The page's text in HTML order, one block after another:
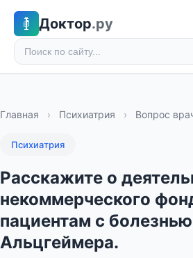
Доктор.ру
Главная › Психиатрия › Вопрос
Психиатрия
Расскажите о
некоммерческого
пациентам с болезнью
Альцгеймера.